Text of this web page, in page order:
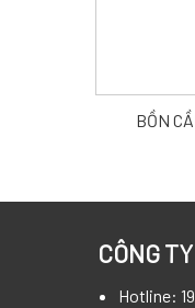
BỒN
CÔNG
Hotline: